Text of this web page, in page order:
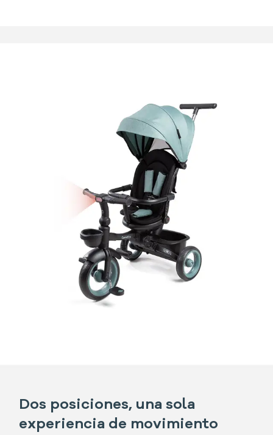
Dos posiciones, una sola
experiencia de movimiento